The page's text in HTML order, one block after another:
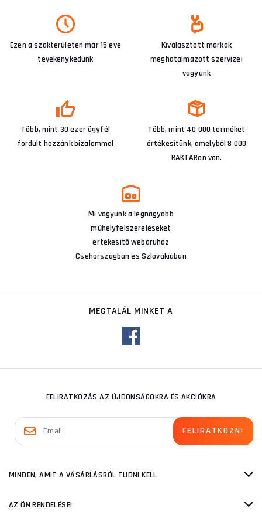
Ezen a szakterületen már 15 éve
tevékenykedünk
Kiválasztott márkák
meghatalmazott szervizei
vagyunk
Több, mint 30 ezer ügyfél
fordult hozzánk bizalommal
Több, mint 40 000 terméket
értékesítünk, amelyből 8 000
RAKTÁRon van.
Mi vagyunk a legnagyobb
műhelyfelszereléseket
értékesítő webáruház
Csehországban és Szlovákiában
MEGTALÁL MINKET A
FELIRATKOZÁS AZ ÚJDONSÁGOKRA ÉS AKCIÓKRA
MINDEN, AMIT A VÁSÁRLÁSRÓL TUDNI KELL
AZ ÖN RENDELÉSEI